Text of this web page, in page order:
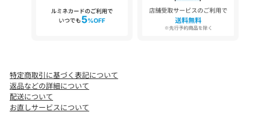
＊＊＊＊＊＊＊＊＊＊＊＊＊＊＊＊＊＊＊＊＊＊
※撮影場所やお使いのモニター環境により若干お色味が異なる場
合がございます。
特定商取引に基づく表記について
返品などの詳細について
配送について
お直しサービスについて